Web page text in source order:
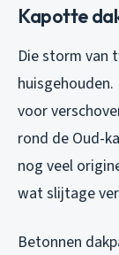
Kapotte
Die storm van
voor
rond de Oud-
nog veel
wat slijtage
Betonnen